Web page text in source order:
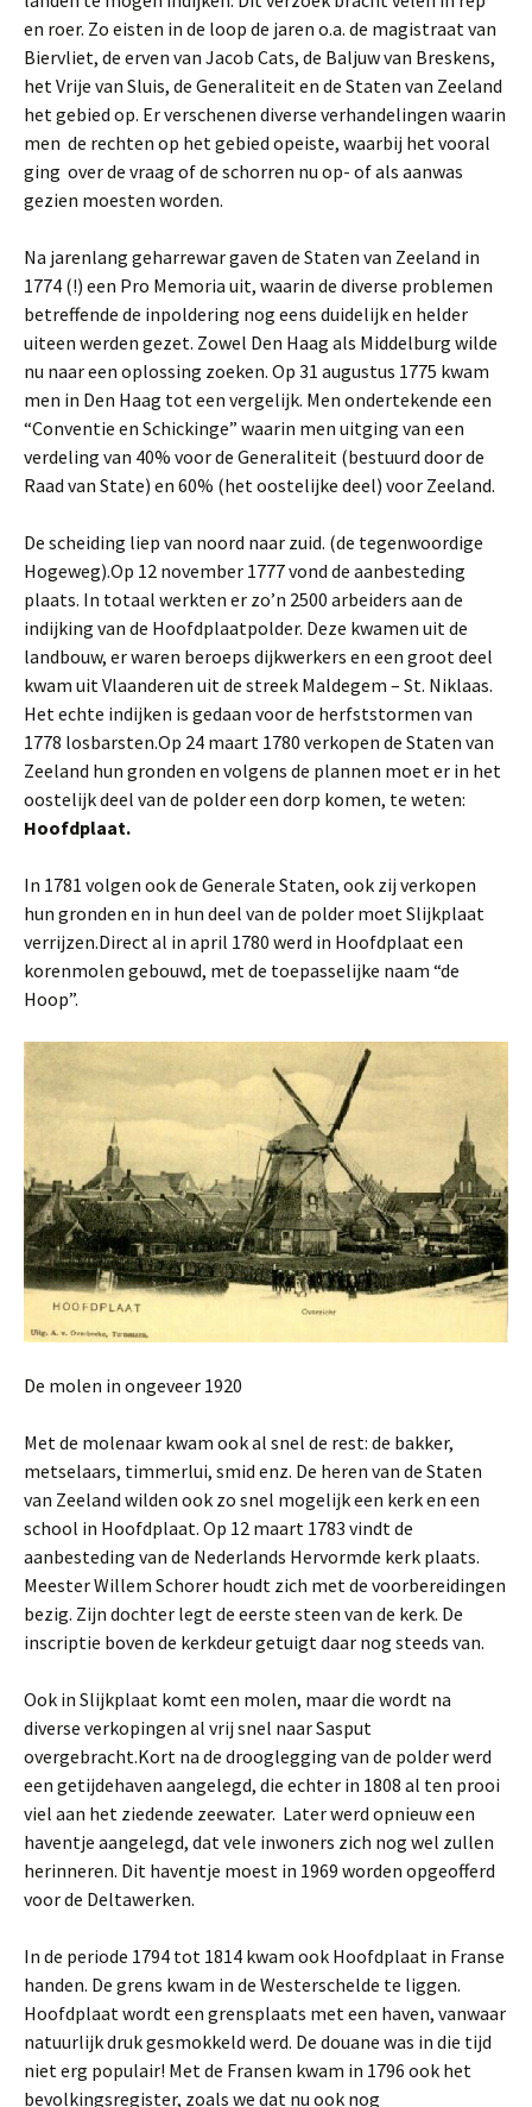
en roer. Zo eisten in de loop de jaren o.a. de magistraat van
Biervliet, de erven van Jacob Cats, de Baljuw van Breskens,
het Vrije van Sluis, de Generaliteit en de Staten van Zeeland
het gebied op. Er verschenen diverse verhandelingen waarin
men de rechten op het gebied opeiste, waarbij het vooral
ging over de vraag of de schorren nu op- of als aanwas
gezien moesten worden.
Na jarenlang geharrewar gaven de Staten van Zeeland in
1774 (!) een Pro Memoria uit, waarin de diverse problemen
betreffende de inpoldering nog eens duidelijk en helder
uiteen werden gezet. Zowel Den Haag als Middelburg wilde
nu naar een oplossing zoeken. Op 31 augustus 1775 kwam
men in Den Haag tot een vergelijk. Men ondertekende een
“Conventie en Schickinge” waarin men uitging van een
verdeling van 40% voor de Generaliteit (bestuurd door de
Raad van State) en 60% (het oostelijke deel) voor Zeeland.
De scheiding liep van noord naar zuid. (de tegenwoordige
Hogeweg).Op 12 november 1777 vond de aanbesteding
plaats. In totaal werkten er zo’n 2500 arbeiders aan de
indijking van de Hoofdplaatpolder. Deze kwamen uit de
landbouw, er waren beroeps dijkwerkers en een groot deel
kwam uit Vlaanderen uit de streek Maldegem – St. Niklaas.
Het echte indijken is gedaan voor de herfststormen van
1778 losbarsten.Op 24 maart 1780 verkopen de Staten van
Zeeland hun gronden en volgens de plannen moet er in het
oostelijk deel van de polder een dorp komen, te weten:
Hoofdplaat.
In 1781 volgen ook de Generale Staten, ook zij verkopen
hun gronden en in hun deel van de polder moet Slijkplaat
verrijzen.Direct al in april 1780 werd in Hoofdplaat een
korenmolen gebouwd, met de toepasselijke naam “de
Hoop”.
De molen in ongeveer 1920
Met de molenaar kwam ook al snel de rest: de bakker,
metselaars, timmerlui, smid enz. De heren van de Staten
van Zeeland wilden ook zo snel mogelijk een kerk en een
school in Hoofdplaat. Op 12 maart 1783 vindt de
aanbesteding van de Nederlands Hervormde kerk plaats.
Meester Willem Schorer houdt zich met de voorbereidingen
bezig. Zijn dochter legt de eerste steen van de kerk. De
inscriptie boven de kerkdeur getuigt daar nog steeds van.
Ook in Slijkplaat komt een molen, maar die wordt na
diverse verkopingen al vrij snel naar Sasput
overgebracht.Kort na de drooglegging van de polder werd
een getijdehaven aangelegd, die echter in 1808 al ten prooi
viel aan het ziedende zeewater. Later werd opnieuw een
haventje aangelegd, dat vele inwoners zich nog wel zullen
herinneren. Dit haventje moest in 1969 worden opgeofferd
voor de Deltawerken.
In de periode 1794 tot 1814 kwam ook Hoofdplaat in Franse
handen. De grens kwam in de Westerschelde te liggen.
Hoofdplaat wordt een grensplaats met een haven, vanwaar
natuurlijk druk gesmokkeld werd. De douane was in die tijd
niet erg populair! Met de Fransen kwam in 1796 ook het
bevolkingsregister, zoals we dat nu ook nog